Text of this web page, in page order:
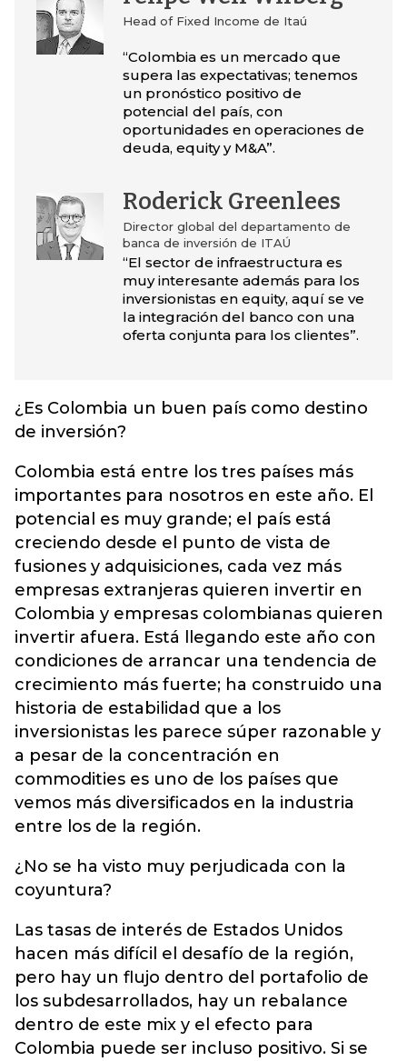
Head of Fixed Income de Itaú
“Colombia es un mercado que
supera las expectativas; tenemos
un pronóstico positivo de
potencial del país, con
oportunidades en operaciones de
deuda, equity y M&A”.
Roderick Greenlees
Director global del departamento de
banca de inversión de ITAÚ
“El sector de infraestructura es
muy interesante además para los
inversionistas en equity, aquí se ve
la integración del banco con una
oferta conjunta para los clientes”.
¿Es Colombia un buen país como destino
de inversión?
Colombia está entre los tres países más
importantes para nosotros en este año. El
potencial es muy grande; el país está
creciendo desde el punto de vista de
fusiones y adquisiciones, cada vez más
empresas extranjeras quieren invertir en
Colombia y empresas colombianas quieren
invertir afuera. Está llegando este año con
condiciones de arrancar una tendencia de
crecimiento más fuerte; ha construido una
historia de estabilidad que a los
inversionistas les parece súper razonable y
a pesar de la concentración en
commodities es uno de los países que
vemos más diversificados en la industria
entre los de la región.
¿No se ha visto muy perjudicada con la
coyuntura?
Las tasas de interés de Estados Unidos
hacen más difícil el desafío de la región,
pero hay un flujo dentro del portafolio de
los subdesarrollados, hay un rebalance
dentro de este mix y el efecto para
Colombia puede ser incluso positivo. Si se